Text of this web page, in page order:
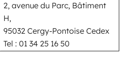
2, avenue du Parc, Bâtiment
H,
95032 Cergy-Pontoise Cedex
Tel : 01 34 25 16 50